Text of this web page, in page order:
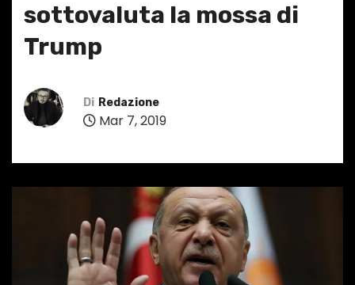
sottovaluta la mossa di
Trump
Di Redazione
Mar 7, 2019